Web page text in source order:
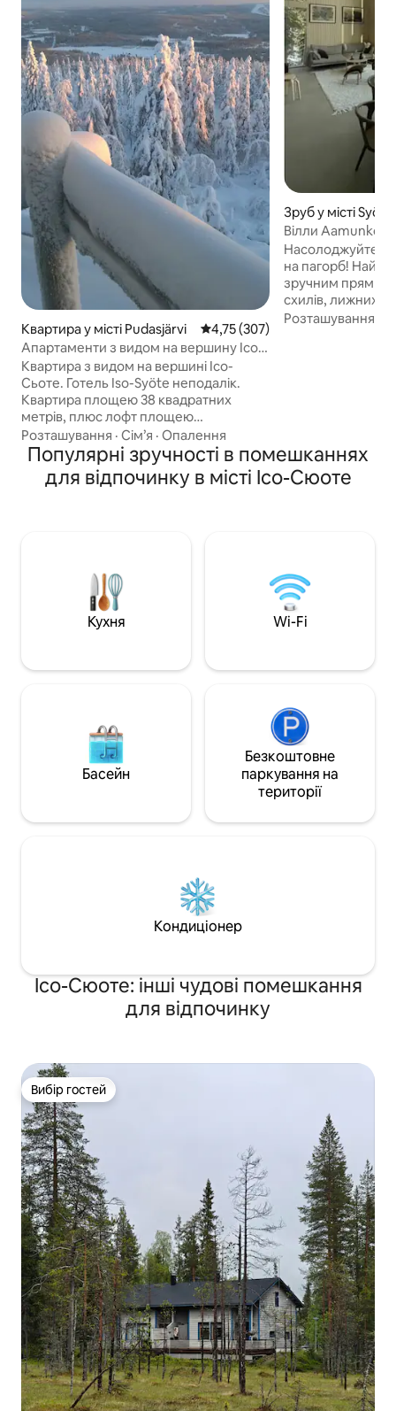
Квартира у місті Pudasjärvi Середня оцінка: 4,75 з 5,
4,75 (307)
Апартаменти з видом на вершину Ісо-
Сьотте
Квартира з видом на вершині Ісо-
Сьоте. Готель Iso-Syöte неподалік.
Квартира площею 38 квадратних
метрів, плюс лофт площею
15 квадратних футів. Опалення
здійснюється за допомогою теплового
насоса з джерелом повітря. У
автопорту немає можливості зарядки
прибирання квартири. Якщо бажаєте,
ви можете придбати його як додаткову
послугу за 80 євро. Обов 'язково
отримання додаткової послуги.
Розташування · Сім’я · Опалення
Зруб у місті Syöte
Вілли Aamunkoi
на пагорб!
зручним прямим
схилів, лижних
велосипедних
забезпечують
Постільна
Розташування
Популярні зручності в помешканнях
для відпочинку в місті Ісо-Сюоте
Кухня Wi-Fi
Басейн
Безкоштовне
паркування на
території
Кондиціонер
Ісо-Сюоте: інші чудові помешкання
для відпочинку
Вибір гостей
Вибір гостей